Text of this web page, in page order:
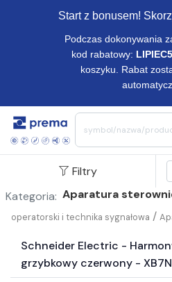
Start z bonusem!
Podczas dokonywania
kod rabatowy: LIPIEC5
koszyku. Rabat
Filtry
Kategoria: Aparatura
/
operatorski i technika sygnałowa
Schneider Electric -
grzybkowy czerwony -